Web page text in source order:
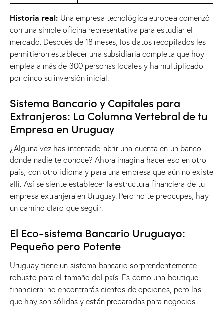
Historia real: Una empresa tecnológica europea comenzó
con una simple oficina representativa para estudiar el
mercado. Después de 18 meses, los datos recopilados les
permitieron establecer una subsidiaria completa que hoy
emplea a más de 300 personas locales y ha multiplicado
por cinco su inversión inicial.
Sistema Bancario y Capitales para
Extranjeros: La Columna Vertebral de tu
Empresa en Uruguay
¿Alguna vez has intentado abrir una cuenta en un banco
donde nadie te conoce? Ahora imagina hacer eso en otro
país, con otro idioma y para una empresa que aún no existe
allí. Así se siente establecer la estructura financiera de tu
empresa extranjera en Uruguay. Pero no te preocupes, hay
un camino claro que seguir.
El Eco-sistema Bancario Uruguayo:
Pequeño pero Potente
Uruguay tiene un sistema bancario sorprendentemente
robusto para el tamaño del país. Es como una boutique
financiera: no encontrarás cientos de opciones, pero las
que hay son sólidas y están preparadas para negocios